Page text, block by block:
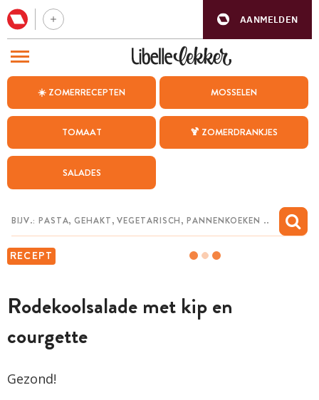
AANMELDEN
☀️ ZOMERRECEPTEN MOSSELEN
TOMAAT 🍹 ZOMERDRANKJES
SALADES
RECEPT
Rodekoolsalade met kip en
courgette
Gezond!
BEZOEK ONZE ANDERE WEBSITES
WEEKMENU
CHAT MET MAIA
MIJN BEWAARDE RECEPTEN